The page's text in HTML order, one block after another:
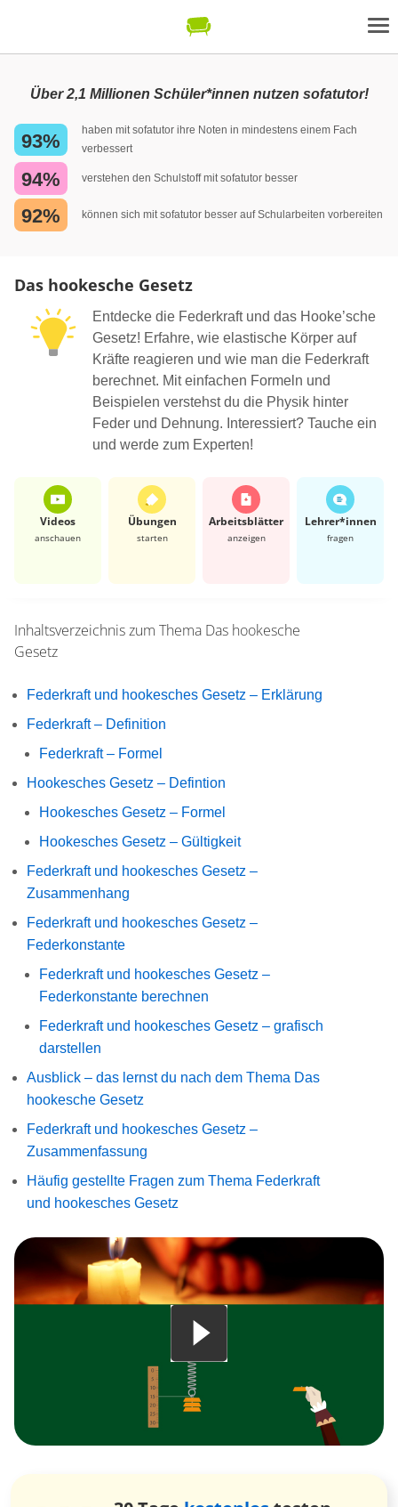
Über 2,1 Millionen Schüler*innen nutzen sofatutor!
93%
haben mit sofatutor ihre Noten in mindestens einem Fach
verbessert
94% verstehen den Schulstoff mit sofatutor besser
92% können sich mit sofatutor besser auf Schularbeiten vorbereiten
Das hookesche Gesetz
Entdecke die Federkraft und das Hooke’sche
Gesetz! Erfahre, wie elastische Körper auf
Kräfte reagieren und wie man die Federkraft
berechnet. Mit einfachen Formeln und
Beispielen verstehst du die Physik hinter
Feder und Dehnung. Interessiert? Tauche ein
und werde zum Experten!
Videos
anschauen
Übungen
starten
Arbeits­blätter
anzeigen
Lehrer*​innen
fragen
Inhaltsverzeichnis zum Thema Das hookesche
Gesetz
Federkraft und hookesches Gesetz – Erklärung
Federkraft – Definition
Federkraft – Formel
Hookesches Gesetz – Defintion
Hookesches Gesetz – Formel
Hookesches Gesetz – Gültigkeit
Federkraft und hookesches Gesetz –
Zusammenhang
Federkraft und hookesches Gesetz –
Federkonstante
Federkraft und hookesches Gesetz –
Federkonstante berechnen
Federkraft und hookesches Gesetz – grafisch
darstellen
Ausblick – das lernst du nach dem Thema Das
hookesche Gesetz
Federkraft und hookesches Gesetz –
Zusammenfassung
Häufig gestellte Fragen zum Thema Federkraft
und hookesches Gesetz